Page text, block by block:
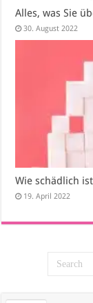
Alles, was Sie
30. August 2022
Wie schädlich
19. April 2022